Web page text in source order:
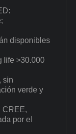
disponibles
life >30.000
sin
verde y
CREE,
por el